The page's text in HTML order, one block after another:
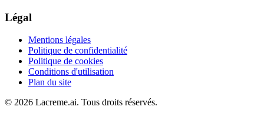
Légal
Mentions légales
Politique de confidentialité
Politique de cookies
Conditions d'utilisation
Plan du site
© 2026 Lacreme.ai. Tous droits réservés.